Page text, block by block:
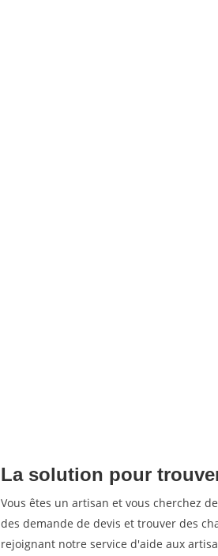
La solution pour
Vous êtes un artisan et vous cherchez
des demande de devis et trouver des
rejoignant notre service d'aide aux